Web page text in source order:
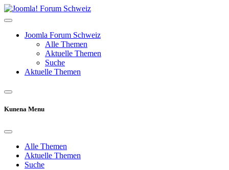
Joomla Forum Schweiz
Alle Themen
Aktuelle Themen
Suche
Aktuelle Themen
Kunena Menu
Alle Themen
Aktuelle Themen
Suche